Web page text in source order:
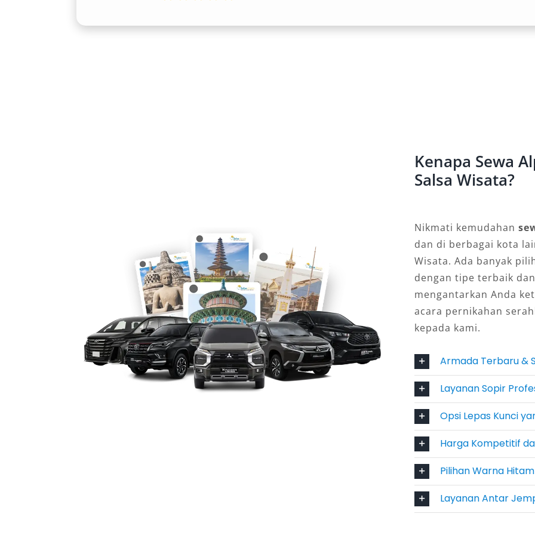
3. Kepraktisan dalam Berbagai Kebutuhan
Salsa Wisata sebagai penyedia rental Alphard Palangkaraya memahami
jadwal dan preferensi pengguna. Inilah yang membuat sewa Alphard
menjadi solusi fleksibel dan relevan untuk berbagai situasi.
5. Profesionalisme dan Kepercayaan
Layanan terpercaya ditandai dengan unit Alphard terbaru, perawatan rutin,
serta sopir berpengalaman yang menjamin keamanan perjalanan.
Profesionalisme ini membangun kepercayaan bagi pelanggan, sehingga
harga sewa Alphard terasa sepadan dengan kualitas yang diberikan.
6. Efektivitas Biaya
Meskipun dikenal sebagai mobil mewah, menyewa Alphard justru bisa lebih
efisien. Dengan kapasitas luas dan fasilitas lengkap, satu kendaraan mampu
menggantikan beberapa mobil standar. Hal ini membuat sewa Alphard
bulanan atau harian menjadi pilihan ekonomis untuk perjalanan bisnis
Kenapa Sewa
Salsa Wisata?
Nikmati kemudahan
dan di berbagai kota
Wisata. Ada banyak
dengan tipe terbaik
mengantarkan Anda
acara pernikahan
kepada kami.
Armada Terbaru &
Layanan Sopir
Opsi Lepas Kunci
Harga Kompetitif
Pilihan Warna
Layanan Antar